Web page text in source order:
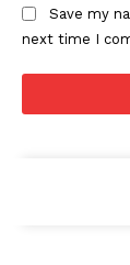
Save my
next time I